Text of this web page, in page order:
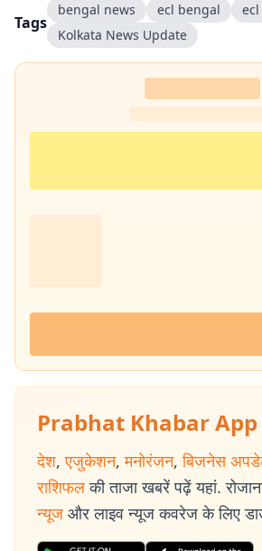
Tags
bengal news ecl bengal
Kolkata News Update
Prabhat Khabar App
देश, एजुकेशन, मनोरंजन, बिजनेस
राशिफल की ताजा खबरें पढ़ें यहां.
न्यूज और लाइव न्यूज कवरेज के लिए